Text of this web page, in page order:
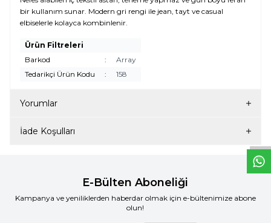
bir kullanım sunar. Modern gri rengi ile jean, tayt ve casual
elbiselerle kolayca kombinlenir.
Ürün Filtreleri
Barkod
:
Array
Tedarikçi Ürün Kodu
: 158
Yorumlar
İade Koşulları
E-Bülten Aboneliği
Kampanya ve yeniliklerden haberdar olmak için e-bültenimize abone
olun!